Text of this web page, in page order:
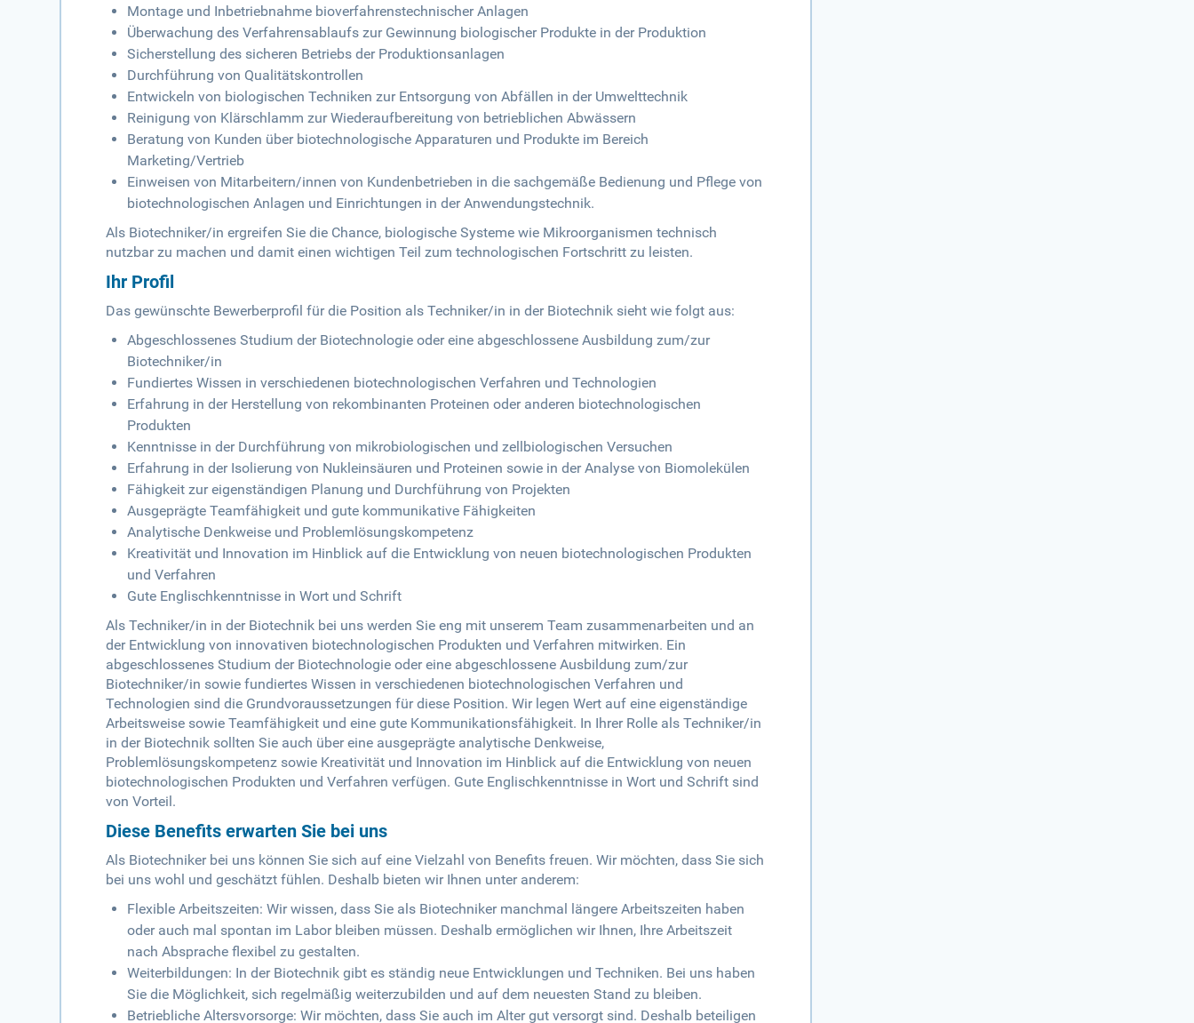
Montage und Inbetriebnahme bioverfahrenstechnischer Anlagen
Überwachung des Verfahrensablaufs zur Gewinnung biologischer Produkte in der Produktion
Sicherstellung des sicheren Betriebs der Produktionsanlagen
Durchführung von Qualitätskontrollen
Entwickeln von biologischen Techniken zur Entsorgung von Abfällen in der Umwelttechnik
Reinigung von Klärschlamm zur Wiederaufbereitung von betrieblichen Abwässern
Beratung von Kunden über biotechnologische Apparaturen und Produkte im Bereich
Marketing/Vertrieb
Einweisen von Mitarbeitern/innen von Kundenbetrieben in die sachgemäße Bedienung und Pflege von
biotechnologischen Anlagen und Einrichtungen in der Anwendungstechnik.
Als Biotechniker/in ergreifen Sie die Chance, biologische Systeme wie Mikroorganismen technisch
nutzbar zu machen und damit einen wichtigen Teil zum technologischen Fortschritt zu leisten.
Ihr Profil
Das gewünschte Bewerberprofil für die Position als Techniker/in in der Biotechnik sieht wie folgt aus:
Abgeschlossenes Studium der Biotechnologie oder eine abgeschlossene Ausbildung zum/zur
Biotechniker/in
Fundiertes Wissen in verschiedenen biotechnologischen Verfahren und Technologien
Erfahrung in der Herstellung von rekombinanten Proteinen oder anderen biotechnologischen
Produkten
Kenntnisse in der Durchführung von mikrobiologischen und zellbiologischen Versuchen
Erfahrung in der Isolierung von Nukleinsäuren und Proteinen sowie in der Analyse von Biomolekülen
Fähigkeit zur eigenständigen Planung und Durchführung von Projekten
Ausgeprägte Teamfähigkeit und gute kommunikative Fähigkeiten
Analytische Denkweise und Problemlösungskompetenz
Kreativität und Innovation im Hinblick auf die Entwicklung von neuen biotechnologischen Produkten
und Verfahren
Gute Englischkenntnisse in Wort und Schrift
Als Techniker/in in der Biotechnik bei uns werden Sie eng mit unserem Team zusammenarbeiten und an
der Entwicklung von innovativen biotechnologischen Produkten und Verfahren mitwirken. Ein
abgeschlossenes Studium der Biotechnologie oder eine abgeschlossene Ausbildung zum/zur
Biotechniker/in sowie fundiertes Wissen in verschiedenen biotechnologischen Verfahren und
Technologien sind die Grundvoraussetzungen für diese Position. Wir legen Wert auf eine eigenständige
Arbeitsweise sowie Teamfähigkeit und eine gute Kommunikationsfähigkeit. In Ihrer Rolle als Techniker/in
in der Biotechnik sollten Sie auch über eine ausgeprägte analytische Denkweise,
Problemlösungskompetenz sowie Kreativität und Innovation im Hinblick auf die Entwicklung von neuen
biotechnologischen Produkten und Verfahren verfügen. Gute Englischkenntnisse in Wort und Schrift sind
von Vorteil.
Diese Benefits erwarten Sie bei uns
Als Biotechniker bei uns können Sie sich auf eine Vielzahl von Benefits freuen. Wir möchten, dass Sie sich
bei uns wohl und geschätzt fühlen. Deshalb bieten wir Ihnen unter anderem:
Flexible Arbeitszeiten: Wir wissen, dass Sie als Biotechniker manchmal längere Arbeitszeiten haben
oder auch mal spontan im Labor bleiben müssen. Deshalb ermöglichen wir Ihnen, Ihre Arbeitszeit
nach Absprache flexibel zu gestalten.
Weiterbildungen: In der Biotechnik gibt es ständig neue Entwicklungen und Techniken. Bei uns haben
Sie die Möglichkeit, sich regelmäßig weiterzubilden und auf dem neuesten Stand zu bleiben.
Betriebliche Altersvorsorge: Wir möchten, dass Sie auch im Alter gut versorgt sind. Deshalb beteiligen